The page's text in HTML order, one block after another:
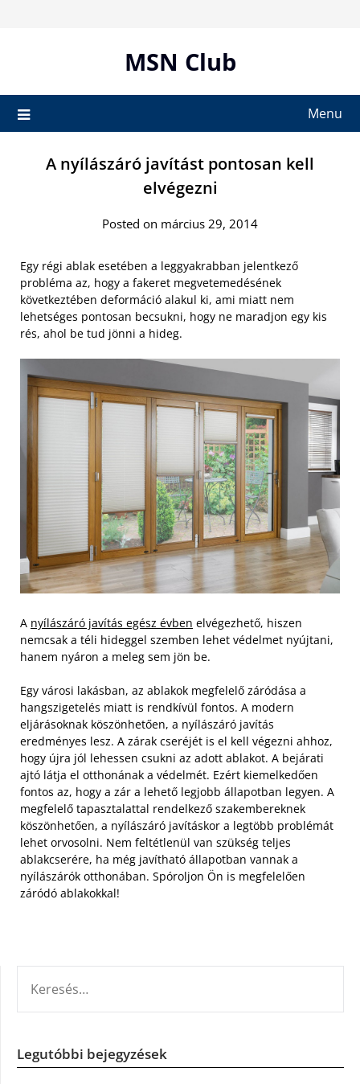
MSN Club
Menu
A nyílászáró javítást pontosan kell
elvégezni
Posted on március 29, 2014
Egy régi ablak esetében a leggyakrabban jelentkező
probléma az, hogy a fakeret megvetemedésének
következtében deformáció alakul ki, ami miatt nem
lehetséges pontosan becsukni, hogy ne maradjon egy kis
rés, ahol be tud jönni a hideg.
A nyílászáró javítás egész évben elvégezhető, hiszen
nemcsak a téli hideggel szemben lehet védelmet nyújtani,
hanem nyáron a meleg sem jön be.
Egy városi lakásban, az ablakok megfelelő záródása a
hangszigetelés miatt is rendkívül fontos. A modern
eljárásoknak köszönhetően, a nyílászáró javítás
eredményes lesz. A zárak cseréjét is el kell végezni ahhoz,
hogy újra jól lehessen csukni az adott ablakot. A bejárati
ajtó látja el otthonának a védelmét. Ezért kiemelkedően
fontos az, hogy a zár a lehető legjobb állapotban legyen. A
megfelelő tapasztalattal rendelkező szakembereknek
köszönhetően, a nyílászáró javításkor a legtöbb problémát
lehet orvosolni. Nem feltétlenül van szükség teljes
ablakcserére, ha még javítható állapotban vannak a
nyílászárók otthonában. Spóroljon Ön is megfelelően
záródó ablakokkal!
Legutóbbi bejegyzések